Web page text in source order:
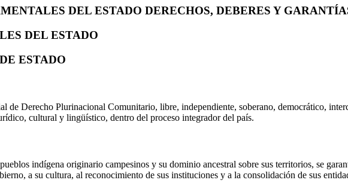
DEL ESTADO DERECHOS, DEBERES Y
DEL ESTADO
ESTADO
de Derecho Plurinacional Comunitario, libre, independiente, soberano, democrático,
cultural y lingüístico, dentro del proceso integrador del país.
indígena originario campesinos y su dominio ancestral sobre sus territorios, se
a su cultura, al reconocimiento de sus instituciones y a la consolidación de sus